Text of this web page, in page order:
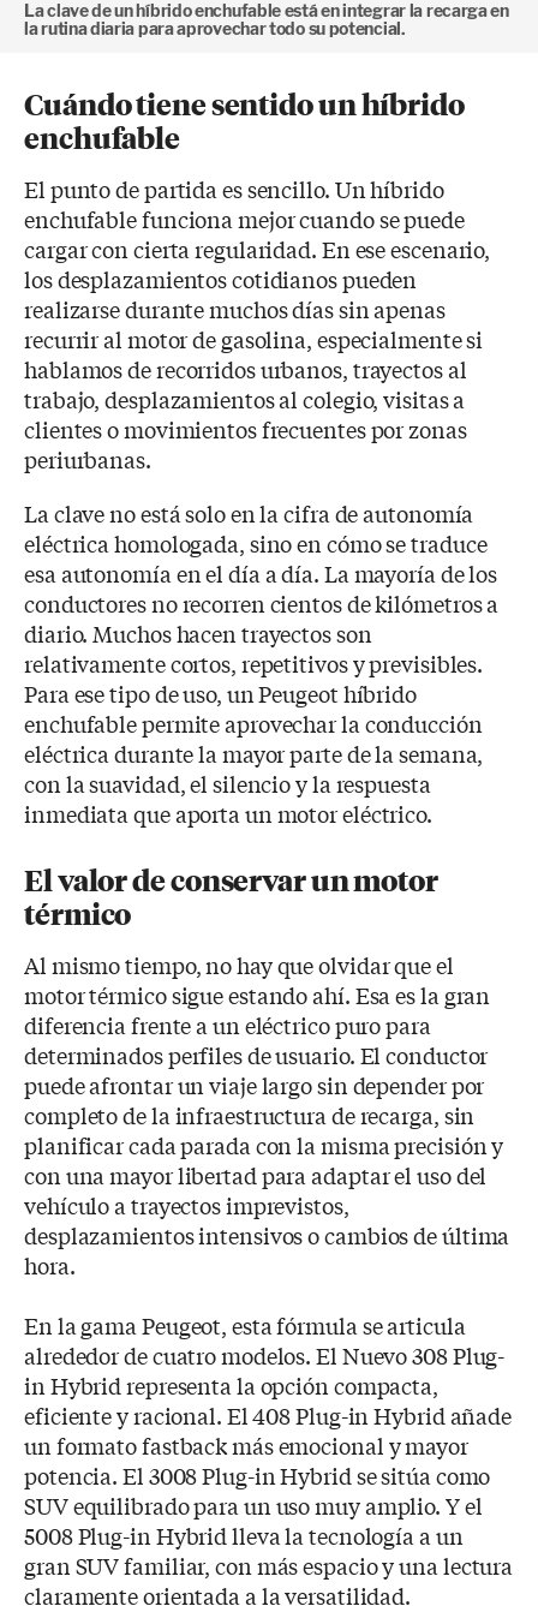
La clave de un híbrido enchufable está en integrar la recarga en
la rutina diaria para aprovechar todo su potencial.
Cuándo tiene sentido un híbrido
enchufable
El punto de partida es sencillo. Un híbrido
enchufable funciona mejor cuando se puede
cargar con cierta regularidad. En ese escenario,
los desplazamientos cotidianos pueden
realizarse durante muchos días sin apenas
recurrir al motor de gasolina, especialmente si
hablamos de recorridos urbanos, trayectos al
trabajo, desplazamientos al colegio, visitas a
clientes o movimientos frecuentes por zonas
periurbanas.
La clave no está solo en la cifra de autonomía
eléctrica homologada, sino en cómo se traduce
esa autonomía en el día a día. La mayoría de los
conductores no recorren cientos de kilómetros a
diario. Muchos hacen trayectos son
relativamente cortos, repetitivos y previsibles.
Para ese tipo de uso, un Peugeot híbrido
enchufable permite aprovechar la conducción
eléctrica durante la mayor parte de la semana,
con la suavidad, el silencio y la respuesta
inmediata que aporta un motor eléctrico.
El valor de conservar un motor
térmico
Al mismo tiempo, no hay que olvidar que el
motor térmico sigue estando ahí. Esa es la gran
diferencia frente a un eléctrico puro para
determinados perfiles de usuario. El conductor
puede afrontar un viaje largo sin depender por
completo de la infraestructura de recarga, sin
planificar cada parada con la misma precisión y
con una mayor libertad para adaptar el uso del
vehículo a trayectos imprevistos,
desplazamientos intensivos o cambios de última
hora.
En la gama Peugeot, esta fórmula se articula
alrededor de cuatro modelos. El Nuevo 308 Plug-
in Hybrid representa la opción compacta,
eficiente y racional. El 408 Plug-in Hybrid añade
un formato fastback más emocional y mayor
potencia. El 3008 Plug-in Hybrid se sitúa como
SUV equilibrado para un uso muy amplio. Y el
5008 Plug-in Hybrid lleva la tecnología a un
gran SUV familiar, con más espacio y una lectura
claramente orientada a la versatilidad.